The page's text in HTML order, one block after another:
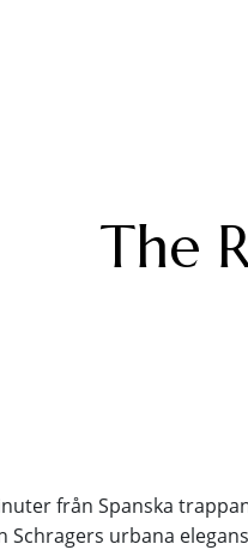
The
från Spanska
urbana